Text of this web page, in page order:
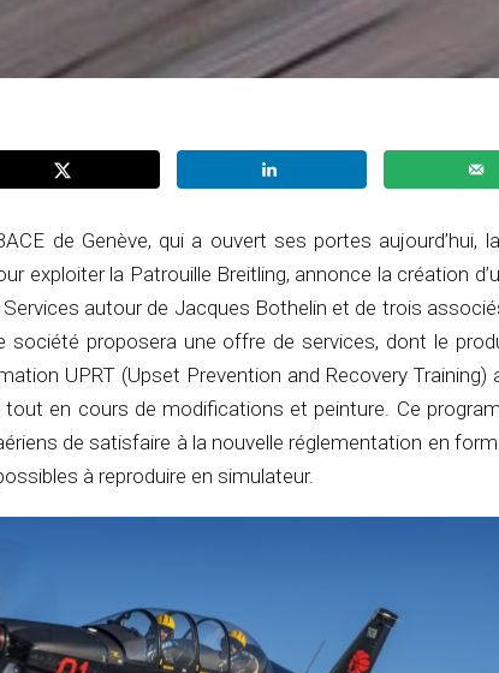
de Genève, qui a ouvert ses portes aujourd’hui,
exploiter la Patrouille Breitling, annonce la création
autour de Jacques Bothelin et de trois
société proposera une offre de services, dont le
UPRT (Upset Prevention and Recovery Training)
en cours de modifications et peinture. Ce
de satisfaire à la nouvelle réglementation en
à reproduire en simulateur.